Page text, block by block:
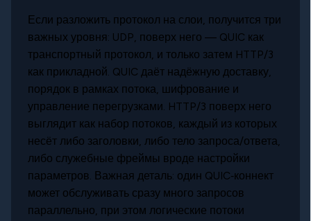
Если разложить протокол на слои, получится три
важных уровня: UDP, поверх него — QUIC как
транспортный протокол, и только затем HTTP/3
как прикладной. QUIC даёт надёжную доставку,
порядок в рамках потока, шифрование и
управление перегрузками. HTTP/3 поверх него
выглядит как набор потоков, каждый из которых
несёт либо заголовки, либо тело запроса/ответа,
либо служебные фреймы вроде настройки
параметров. Важная деталь: один QUIC‑коннект
может обслуживать сразу много запросов
параллельно, при этом логические потоки